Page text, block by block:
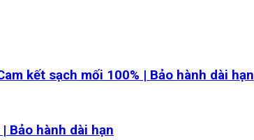
kết sạch mối 100% | Bảo hành dài hạn
Bảo hành dài hạn